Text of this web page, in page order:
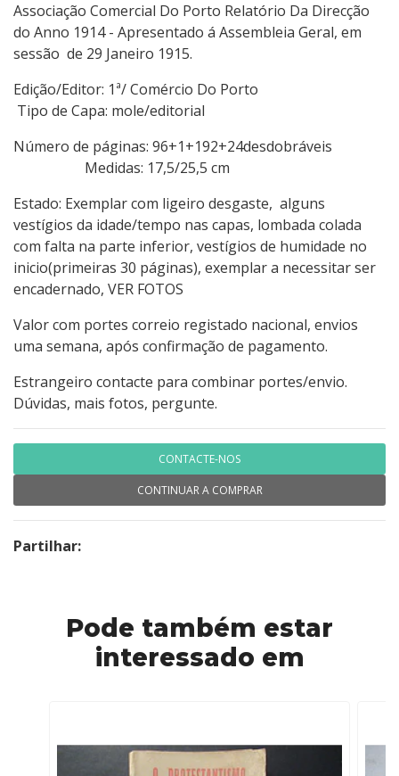
Associação Comercial Do Porto Relatório Da Direcção
do Anno 1914 - Apresentado á Assembleia Geral, em
sessão de 29 Janeiro 1915.
Edição/Editor: 1ª/ Comércio Do Porto
Tipo de Capa: mole/editorial
Número de páginas: 96+1+192+24desdobráveis
Medidas: 17,5/25,5 cm
Estado: Exemplar com ligeiro desgaste, alguns
vestígios da idade/tempo nas capas, lombada colada
com falta na parte inferior, vestígios de humidade no
inicio(primeiras 30 páginas), exemplar a necessitar ser
encadernado, VER FOTOS
Valor com portes correio registado nacional, envios
uma semana, após confirmação de pagamento.
Estrangeiro contacte para combinar portes/envio.
Dúvidas, mais fotos, pergunte.
CONTACTE-NOS
CONTINUAR A COMPRAR
Partilhar:
Pode também estar
interessado em